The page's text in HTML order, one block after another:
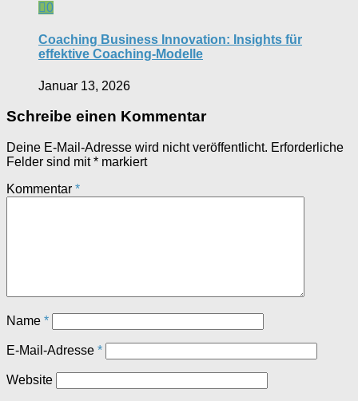
0
Coaching Business Innovation: Insights für
effektive Coaching-Modelle
Januar 13, 2026
Schreibe einen Kommentar
Deine E-Mail-Adresse wird nicht veröffentlicht. Erforderliche
Felder sind mit* markiert
Kommentar *
Name *
E-Mail-Adresse *
Website